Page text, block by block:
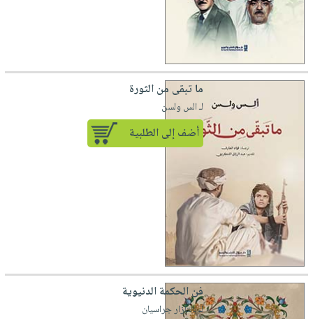
ما تبقى من الثورة
لـ الس ولسن
أضف إلى الطلبية
فن الحكمة الدنيوية
لـ بالتازار جراسيان